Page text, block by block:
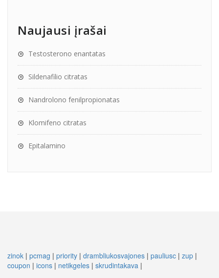
Naujausi įrašai
Testosterono enantatas
Sildenafilio citratas
Nandrolono fenilpropionatas
Klomifeno citratas
Epitalamino
zinok | pcmag | priority | drambliukosvajones | pauliusc | zup |
coupon | icons | netikgeles | skrudintakava |